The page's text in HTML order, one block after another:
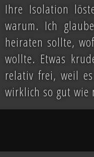
Ihre Isolation
warum. Ich
heiraten sollte,
wollte. Etwas
relativ frei, weil
wirklich so gut